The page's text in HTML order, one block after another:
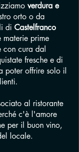
verdura e
orto o da
di Castelfranco
materie prime
con cura dal
fresche e di
poter offrire solo il
al ristorante
c'è l'amore
per il buon vino,
locale.